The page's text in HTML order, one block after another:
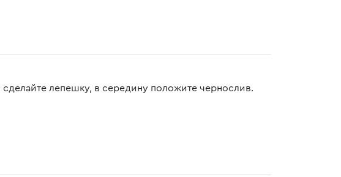
сделайте лепешку, в середину положите чернослив.